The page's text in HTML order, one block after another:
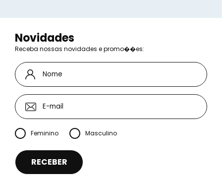
Novidades
Receba nossas novidades e promo��es:
Feminino Masculino